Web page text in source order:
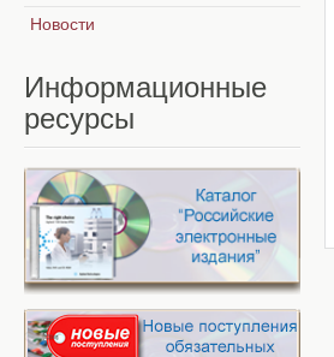
Новости
Информационные
ресурсы